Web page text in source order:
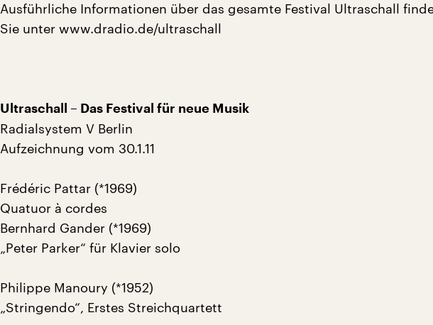
Ausführliche Informationen über das gesamte Festival Ultraschall
Sie unter www.dradio.de/ultraschall
Ultraschall – Das Festival für neue Musik
Radialsystem V Berlin
Aufzeichnung vom 30.1.11
Frédéric Pattar (*1969)
Quatuor à cordes
Bernhard Gander (*1969)
„Peter Parker“ für Klavier solo
Philippe Manoury (*1952)
„Stringendo“, Erstes Streichquartett